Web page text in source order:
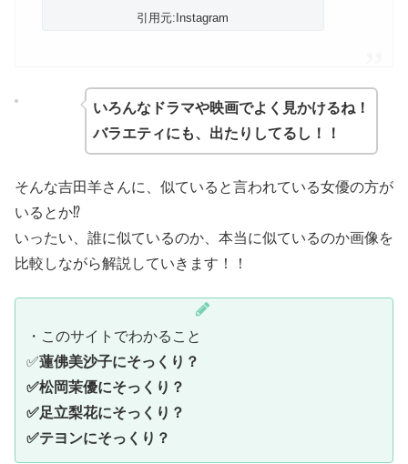
引用元:Instagram
いろんなドラマや映画でよく見かけるね！
バラエティにも、出たりしてるし！！
そんな吉田羊さんに、似ていると言われている女優の方が
いるとか⁉︎
いったい、誰に似ているのか、本当に似ているのか画像を
比較しながら解説していきます！！
・このサイトでわかること
✅蓮佛美沙子にそっくり？
✅松岡茉優にそっくり？
✅足立梨花にそっくり？
✅テヨンにそっくり？